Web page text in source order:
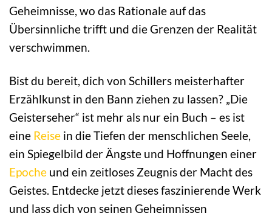
Geheimnisse, wo das Rationale auf das
Übersinnliche trifft und die Grenzen der Realität
verschwimmen.
Bist du bereit, dich von Schillers meisterhafter
Erzählkunst in den Bann ziehen zu lassen? „Die
Geisterseher“ ist mehr als nur ein Buch – es ist
eine Reise in die Tiefen der menschlichen Seele,
ein Spiegelbild der Ängste und Hoffnungen einer
Epoche und ein zeitloses Zeugnis der Macht des
Geistes. Entdecke jetzt dieses faszinierende Werk
und lass dich von seinen Geheimnissen